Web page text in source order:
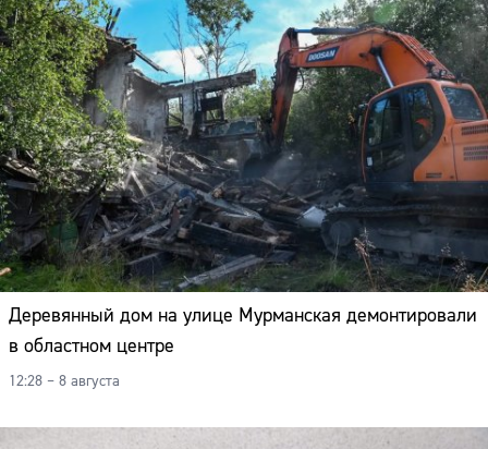
Деревянный дом на улице Мурманская демонтировали
в областном центре
12:28 – 8 августа